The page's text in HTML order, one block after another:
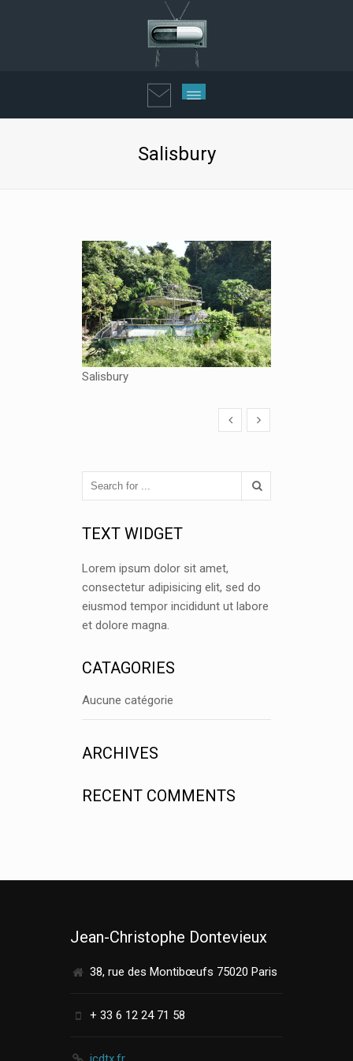
Salisbury
Salisbury
TEXT WIDGET
Lorem ipsum dolor sit amet,
consectetur adipisicing elit, sed do
eiusmod tempor incididunt ut labore
et dolore magna.
CATAGORIES
Aucune catégorie
ARCHIVES
RECENT COMMENTS
Jean-Christophe Dontevieux
38, rue des Montibœufs 75020 Paris
+ 33 6 12 24 71 58